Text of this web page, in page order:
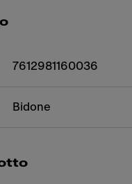
7612981160036
Bidone